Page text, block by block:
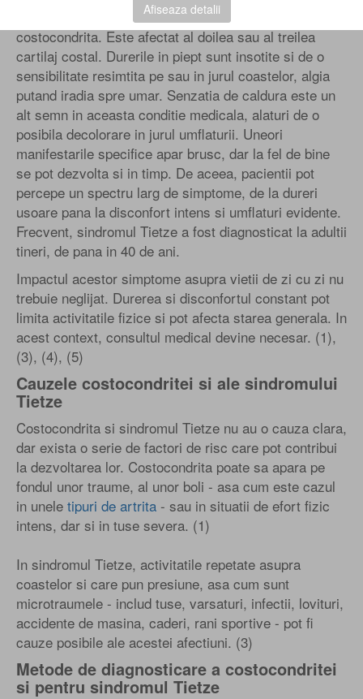
Afiseaza detalii
Sindromul Tietze prezinta simptome similare cu
costocondrita. Este afectat al doilea sau al treilea
cartilaj costal. Durerile in piept sunt insotite si de o
sensibilitate resimtita pe sau in jurul coastelor, algia
putand iradia spre umar. Senzatia de caldura este un
alt semn in aceasta conditie medicala, alaturi de o
posibila decolorare in jurul umflaturii. Uneori
manifestarile specifice apar brusc, dar la fel de bine
se pot dezvolta si in timp. De aceea, pacientii pot
percepe un spectru larg de simptome, de la dureri
usoare pana la disconfort intens si umflaturi evidente.
Frecvent, sindromul Tietze a fost diagnosticat la adultii
tineri, de pana in 40 de ani.
Impactul acestor simptome asupra vietii de zi cu zi nu
trebuie neglijat. Durerea si disconfortul constant pot
limita activitatile fizice si pot afecta starea generala. In
acest context, consultul medical devine necesar. (1),
(3), (4), (5)
Cauzele costocondritei si ale sindromului
Tietze
Costocondrita si sindromul Tietze nu au o cauza clara,
dar exista o serie de factori de risc care pot contribui
la dezvoltarea lor. Costocondrita poate sa apara pe
fondul unor traume, al unor boli - asa cum este cazul
in unele tipuri de artrita - sau in situatii de efort fizic
intens, dar si in tuse severa. (1)
In sindromul Tietze, activitatile repetate asupra
coastelor si care pun presiune, asa cum sunt
microtraumele - includ tuse, varsaturi, infectii, lovituri,
accidente de masina, caderi, rani sportive - pot fi
cauze posibile ale acestei afectiuni. (3)
Metode de diagnosticare a costocondritei
si pentru sindromul Tietze